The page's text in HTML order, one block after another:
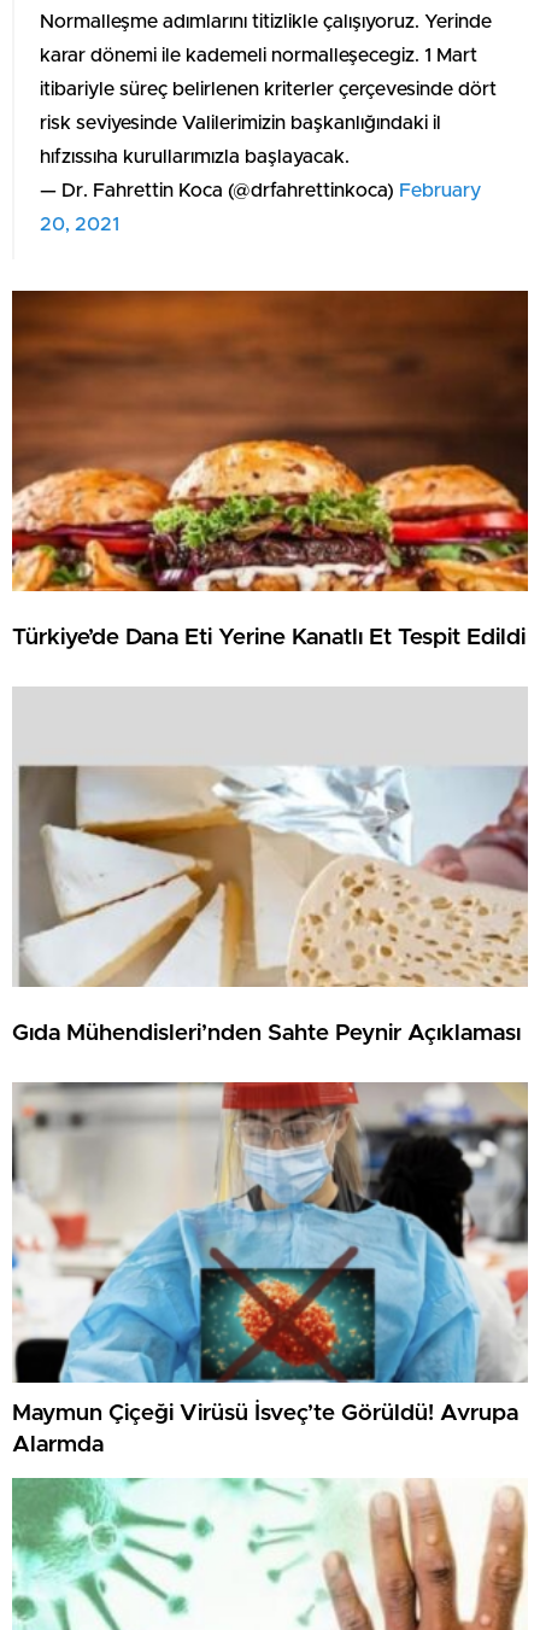
Normalleşme adımlarını titizlikle çalışıyoruz. Yerinde
karar dönemi ile kademeli normalleşecegiz. 1 Mart
itibariyle süreç belirlenen kriterler çerçevesinde dört
risk seviyesinde Valilerimizin başkanlığındaki il
hıfzıssıha kurullarımızla başlayacak.
— Dr. Fahrettin Koca (@drfahrettinkoca) February
20, 2021
Türkiye’de Dana Eti Yerine Kanatlı Et Tespit Edildi
Gıda Mühendisleri’nden Sahte Peynir Açıklaması
Maymun Çiçeği Virüsü İsveç’te Görüldü! Avrupa
Alarmda